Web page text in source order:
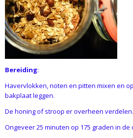
Bereiding:
Havervlokken, noten en pitten mixen en
bakplaat leggen.
De honing of stroop er overheen verdelen.
Ongeveer 25 minuten op 175 graden in de